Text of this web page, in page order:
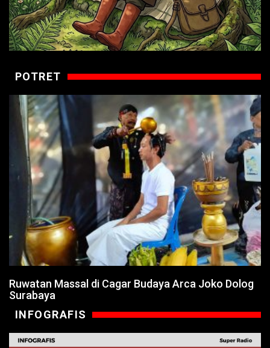
POTRET
Ruwatan Massal di Cagar Budaya Arca Joko Dolog
Surabaya
INFOGRAFIS